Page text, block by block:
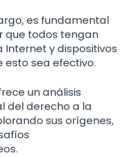
es fundamental
que todos tengan
Internet y dispositivos
esto sea efectivo.
un análisis
del derecho a la
sus orígenes,